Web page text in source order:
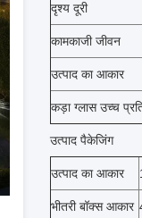
दृश्य दूरी
कामकाजी जीवन
उत्पाद का आकार
कड़ा ग्लास उच्च
उत्पाद पैकेजिंग
उत्पाद का आकार
भीतरी बॉक्स आकार